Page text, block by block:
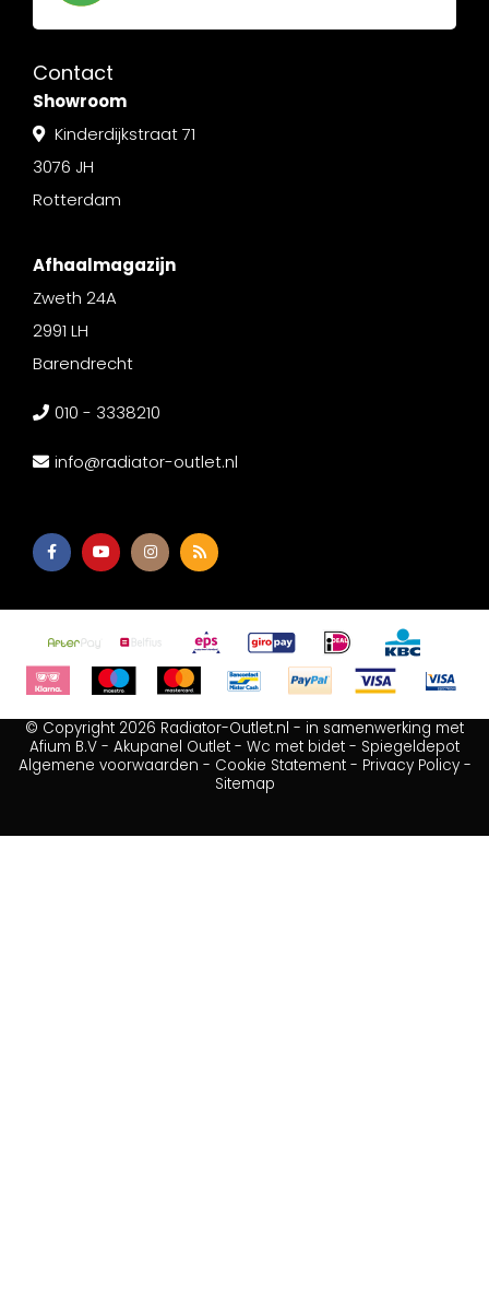
Contact
Showroom
Kinderdijkstraat 71
3076 JH
Rotterdam
Afhaalmagazijn
Zweth 24A
2991 LH
Barendrecht
010 - 3338210
info@radiator-outlet.nl
© Copyright 2026 Radiator-Outlet.nl - in samenwerking met
Afium B.V - Akupanel Outlet - Wc met bidet - Spiegeldepot
Algemene voorwaarden - Cookie Statement- Privacy Policy-
Sitemap